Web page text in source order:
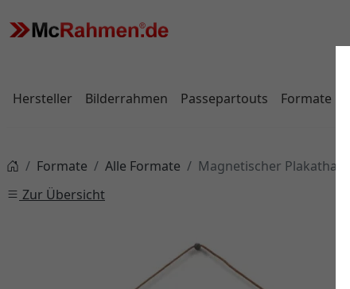
Hersteller Bilderrahmen Passepartouts Formate
Formate Alle Formate
Magnetischer Plakathalter
Zur Übersicht